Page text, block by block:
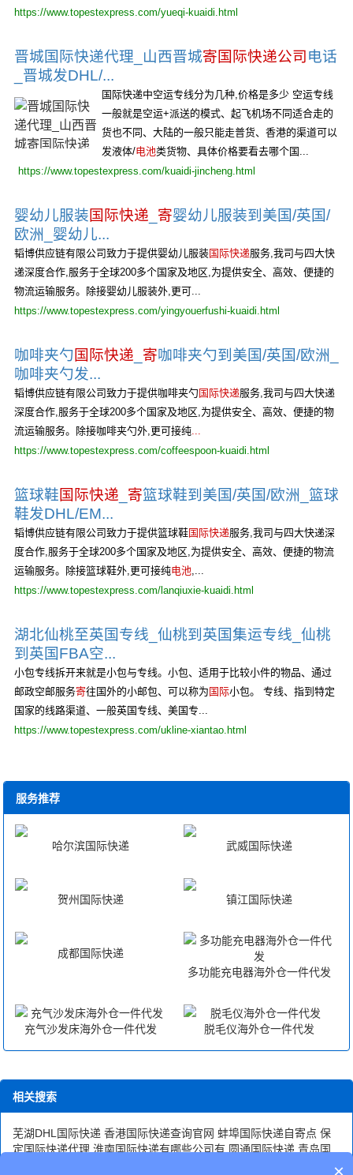
https://www.topestexpress.com/yueqi-kuaidi.html
晋城国际快递代理_山西晋城寄国际快递公司 电话
_晋城发DHL/...
国际快递中空运专线分为几种,价格是多少 空运专线
一般就是空运+派送的模式、起飞机场不同适合走的
货也不同、大陆的一般只能走普货、香港的渠道可以
发液体/电池类货物、具体价格要看去哪个国...
https://www.topestexpress.com/kuaidi-jincheng.html
婴幼儿服装国际快递 寄婴幼儿服装到美国/英国/
欧洲_婴幼儿...
韬博供应链有限公司致力于提供婴幼儿服装国际快递服务,我司与四大快
递深度合作,服务于全球200多个国家及地区,为提供安全、高效、便捷的
物流运输服务。除接婴幼儿服装外,更可...
https://www.topestexpress.com/yingyouerfushi-kuaidi.html
咖啡夹勺国际快递 寄咖啡夹勺到美国/英国/欧洲_
咖啡夹勺发...
韬博供应链有限公司致力于提供咖啡夹勺 国际快递服务,我司与四大快递
深度合作,服务于全球200多个国家及地区,为提供安全、高效、便捷的物
流运输服务。除接咖啡夹勺外,更可接纯...
https://www.topestexpress.com/coffeespoon-kuaidi.html
篮球鞋国际快递 寄篮球鞋到美国/英国/欧洲_篮球
鞋发DHL/EM...
韬博供应链有限公司致力于提供篮球鞋国际快递服务,我司与四大快递深
度合作,服务于全球200多个国家及地区,为提供安全、高效、便捷的物流
运输服务。除接篮球鞋外,更可接纯电池,...
https://www.topestexpress.com/lanqiuxie-kuaidi.html
湖北仙桃至英国专线_仙桃到英国集运专线_仙桃
到英国FBA空...
小包专线拆开来就是小包与专线。小包、适用于比较小件的物品、通过
邮政空邮服务寄往国外的小邮包、可以称为 国际小包。 专线、指到特定
国家的线路渠道、一般英国专线、美国专...
https://www.topestexpress.com/ukline-xiantao.html
服务推荐
哈尔滨国际快递 武威国际快递
贺州国际快递 镇江国际快递
成都国际快递
多功能充电器海外仓一件代发
充气沙发床海外仓一件代发 脱毛仪海外仓一件代发
相关搜索
芜湖DHL国际快递 香港国际快递查询官网 蚌埠国际快递自寄点 保
定国际快递代理 淮南国际快递有哪些公司有 圆通国际快递 青岛国